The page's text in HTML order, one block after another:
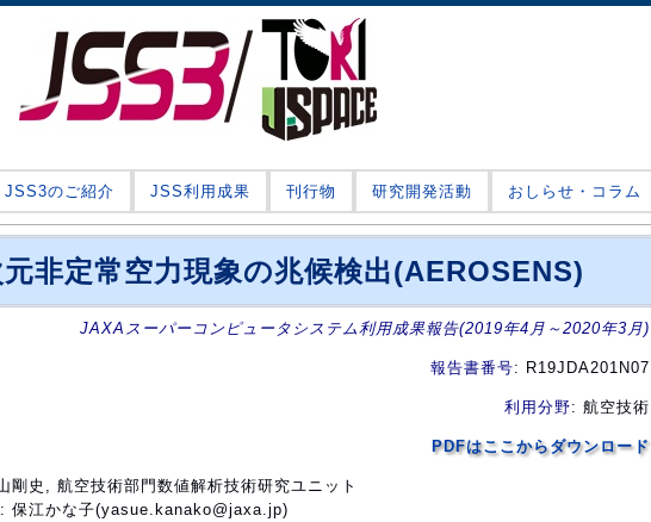
JSS3のご紹介 JSS利用成果 刊行物 研究開発活動 おしらせ・コラム
非定常空力現象の兆候検出(AEROSENS)
JAXAスーパーコンピュータシステム利用成果報告(2019年4月～2020年3月)
報告書番号: R19JDA201N07
利用分野: 航空技術
PDFはここからダウンロード
剛史, 航空技術部門数値解析技術研究ユニット
保江かな子(yasue.kanako@jaxa.jp)